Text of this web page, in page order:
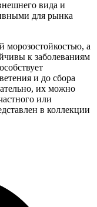
вида и
для рынка
морозостойкостью, а
к заболеваниям
и до сбора
их можно
или
в коллекции